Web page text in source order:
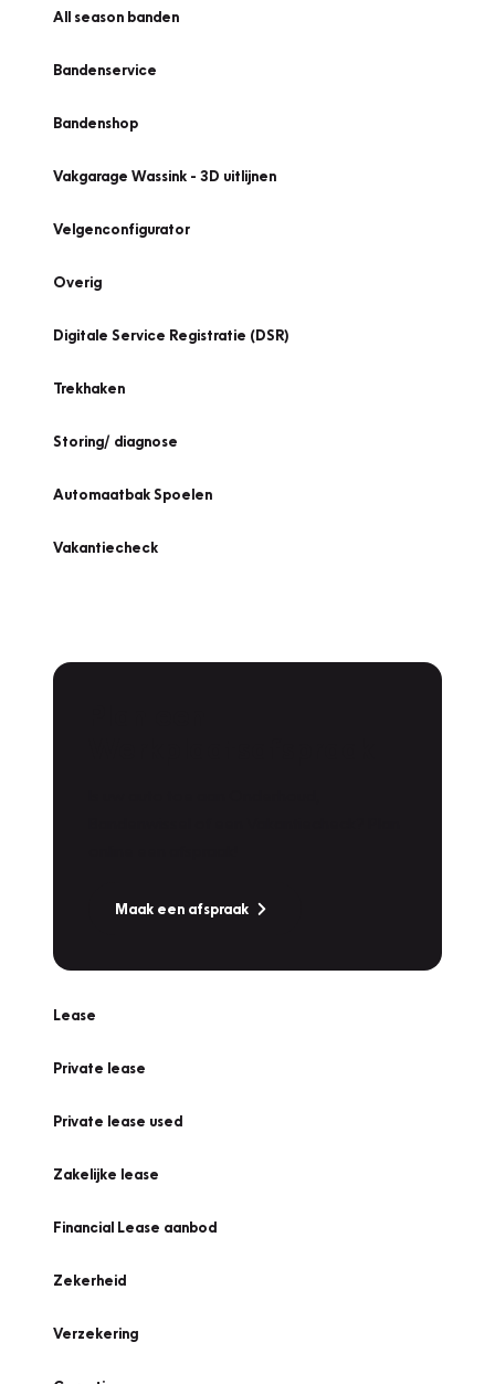
All season banden
Bandenservice
Bandenshop
Vakgarage Wassink - 3D uitlijnen
Velgenconfigurator
Overig
Digitale Service Registratie (DSR)
Trekhaken
Storing/ diagnose
Automaatbak Spoelen
Vakantiecheck
Maak een afspraak
Lease
Private lease
Private lease used
Zakelijke lease
Financial Lease aanbod
Zekerheid
Verzekering